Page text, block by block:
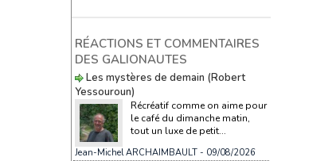
RÉACTIONS ET COMMENTAIRES
DES GALIONAUTES
Les mystères de demain (Robert
Yessouroun)
Récréatif comme on aime pour
le café du dimanche matin,
tout un luxe de petit...
Jean-Michel ARCHAIMBAULT- 09/08/2026